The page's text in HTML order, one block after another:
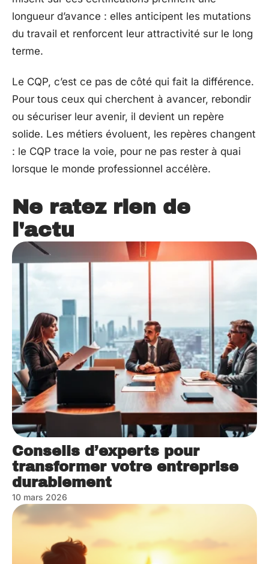
longueur d’avance : elles anticipent les mutations
du travail et renforcent leur attractivité sur le long
terme.
Le CQP, c’est ce pas de côté qui fait la différence.
Pour tous ceux qui cherchent à avancer, rebondir
ou sécuriser leur avenir, il devient un repère
solide. Les métiers évoluent, les repères changent
: le CQP trace la voie, pour ne pas rester à quai
lorsque le monde professionnel accélère.
Ne ratez rien de
l'actu
Conseils d’experts pour
transformer votre entreprise
durablement
10 mars 2026